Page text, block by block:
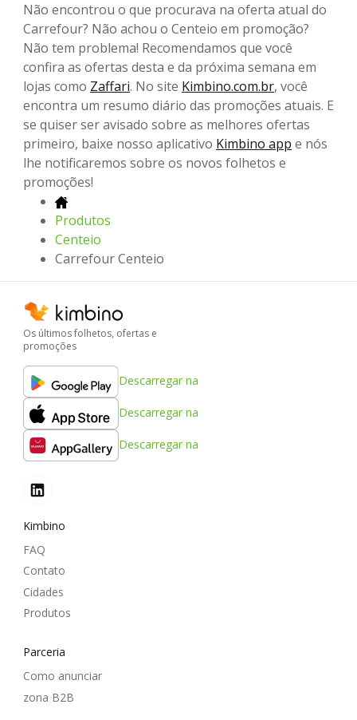
Não encontrou o que procurava na oferta atual do
Carrefour? Não achou o Centeio em promoção?
Não tem problema! Recomendamos que você
confira as ofertas desta e da próxima semana em
lojas como Zaffari. No site Kimbino.com.br, você
encontra um resumo diário das promoções atuais. E
se quiser ser avisado sobre as melhores ofertas
primeiro, baixe nosso aplicativo Kimbino app e nós
lhe notificaremos sobre os novos folhetos e
promoções!
Produtos
Centeio
Carrefour Centeio
Os últimos folhetos, ofertas e
promoções
Descarregar na
Descarregar na
Descarregar na
Kimbino
FAQ
Contato
Cidades
Produtos
Parceria
Como anunciar
zona B2B